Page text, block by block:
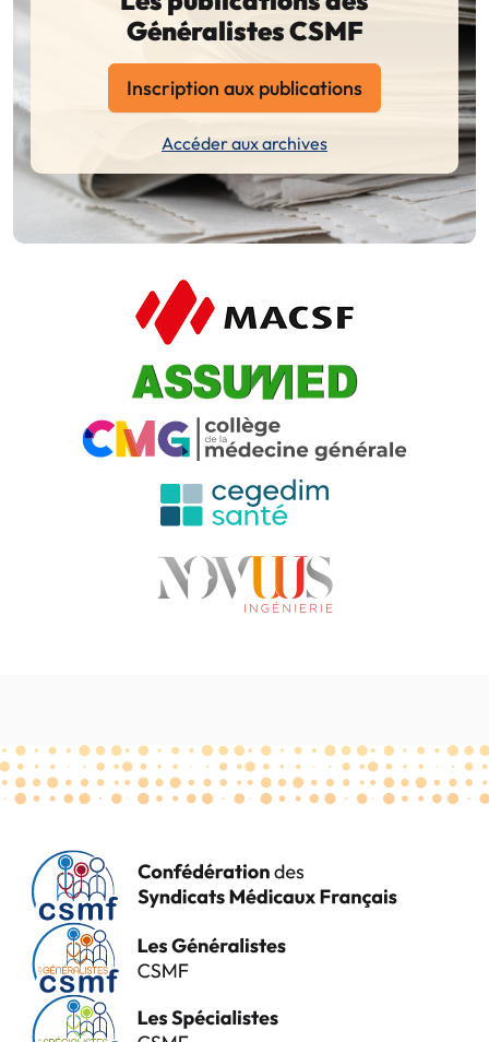
Généralistes CSMF
Inscription aux publications
Accéder aux archives